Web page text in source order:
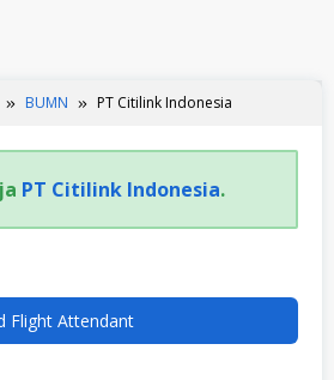
BUMN PT Citilink Indonesia
PT Citilink Indonesia.
Flight Attendant